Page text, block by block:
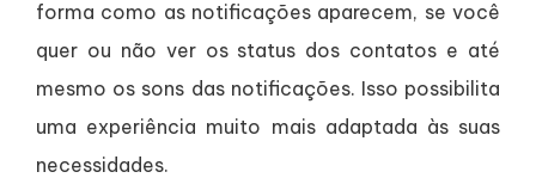
forma como as notificações aparecem, se você
quer ou não ver os status dos contatos e até
mesmo os sons das notificações. Isso possibilita
uma experiência muito mais adaptada às suas
necessidades.